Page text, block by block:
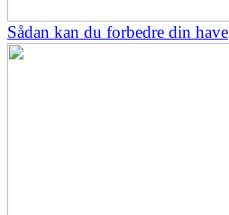
Sådan kan du forbedre din have